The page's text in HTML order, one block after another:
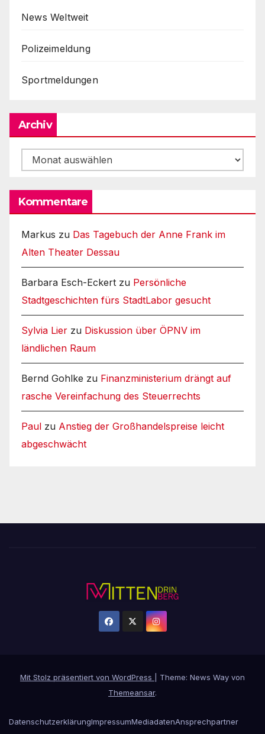
News Weltweit
Polizeimeldung
Sportmeldungen
Archiv
Archiv
Kommentare
Markus zu Das Tagebuch der Anne Frank im
Alten Theater Dessau
Barbara Esch-Eckert zu Persönliche
Stadtgeschichten fürs StadtLabor gesucht
Sylvia Lier zu Diskussion über ÖPNV im
ländlichen Raum
Bernd Gohlke zu Finanzministerium drängt auf
rasche Vereinfachung des Steuerrechts
Paul zu Anstieg der Großhandelspreise leicht
abgeschwächt
Mit Stolz präsentiert von WordPress
Theme: News Way von
Themeansar.
DatenschutzerklärungImpressumMediadatenAnsprechpartner